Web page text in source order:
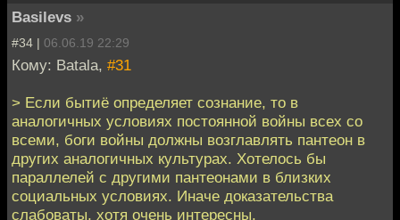
Basilevs »
#34 | 06.06.19 22:29
Кому: Batala, #31
> Если бытиё определяет сознание, то в
аналогичных условиях постоянной войны всех со
всеми, боги войны должны возглавлять пантеон в
других аналогичных культурах. Хотелось бы
параллелей с другими пантеонами в близких
социальных условиях. Иначе доказательства
слабоваты, хотя очень интересны.